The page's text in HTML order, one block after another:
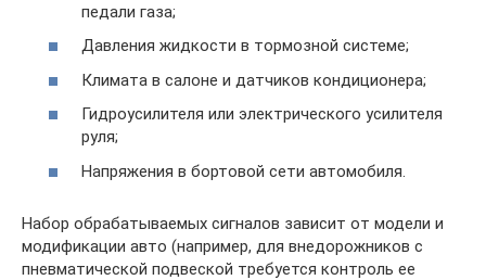
педали газа;
Давления жидкости в тормозной системе;
Климата в салоне и датчиков кондиционера;
Гидроусилителя или электрического усилителя
руля;
Напряжения в бортовой сети автомобиля.
Набор обрабатываемых сигналов зависит от модели и
модификации авто (например, для внедорожников с
пневматической подвеской требуется контроль ее